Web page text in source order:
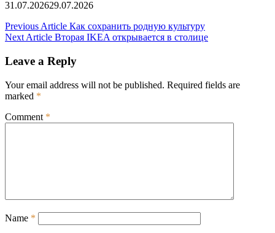
31.07.202629.07.2026
Post
navigation
Previous Article Как сохранить родную культуру
Next Article Вторая IKEA открывается в столице
Leave a Reply
Your email address will not be published. Required fields are
marked *
Comment *
Name *